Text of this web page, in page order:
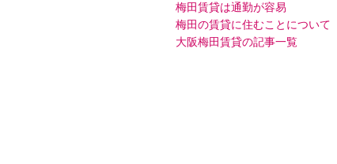
梅田賃貸は通勤が容易
梅田の賃貸に住むことについて
大阪梅田賃貸の記事一覧